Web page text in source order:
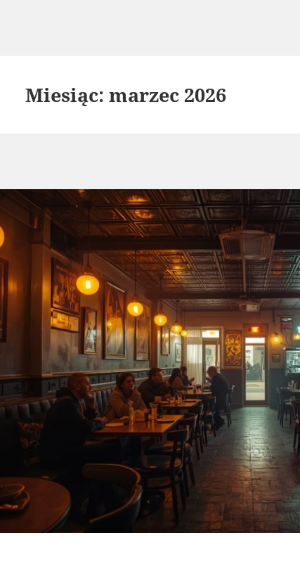
Miesiąc:marzec 2026